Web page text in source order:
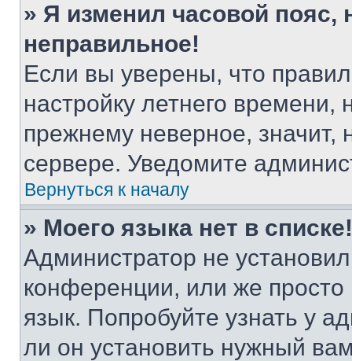
» Я изменил часовой пояс,
неправильное!
Если вы уверены, что
настройку летнего
прежнему неверное, значит,
сервере. Уведомите
Вернуться к началу
» Моего языка нет в списке!
Администратор не
конференции, или же
язык. Попробуйте узнать у
ли он установить нужный